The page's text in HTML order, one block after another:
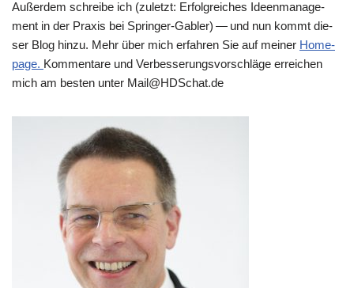
Außer­dem schrei­be ich (zuletzt: Erfolg­rei­ches Ideen­ma­nage­
ment in der Pra­xis bei Sprin­ger-Gab­ler) — und nun kommt die­
ser Blog hin­zu. Mehr über mich erfah­ren Sie auf mei­ner Home­
page. Kom­men­ta­re und Ver­bes­se­rungs­vor­schlä­ge errei­chen
mich am besten unter Mail@​HDSchat.​de